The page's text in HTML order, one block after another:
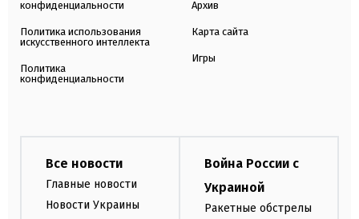
конфиденциальности
Политика использования
искусственного интеллекта
Политика
конфиденциальности
Архив
Карта сайта
Игры
Все новости
Главные новости
Новости Украины
Война России с
Украиной
Ракетные обстрелы